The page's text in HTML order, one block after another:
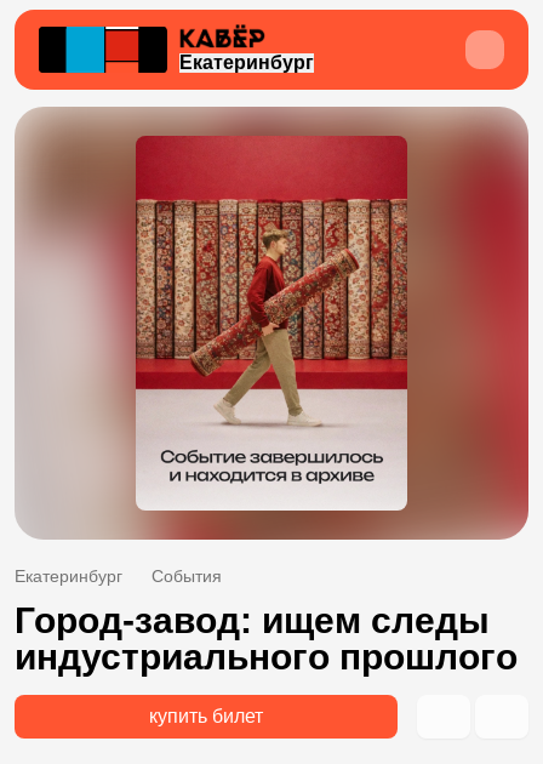
Екатеринбург
Екатеринбург События
Город-завод: ищем следы
индустриального прошлого
купить билет